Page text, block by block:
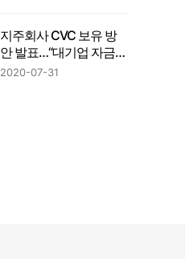
지주회사 CVC 보유 방
안 발표…“대기업 자금의
벤처투자 확대”
2020-07-31